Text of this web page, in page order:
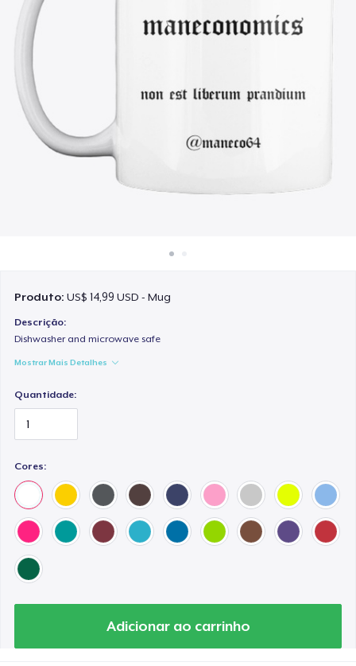
Venda em todo lugar
Produto:US$ 14,99 USD - Mug
Descrição:
Dishwasher and microwave safe
Mostrar Mais Detalhes
Quantidade:
Cores:
Adicionar ao carrinho